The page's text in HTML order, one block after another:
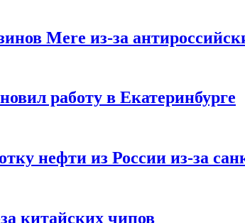
Mere из-за
работу в Екатеринбурге
нефти из России из-за
китайских чипов